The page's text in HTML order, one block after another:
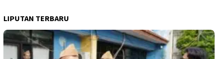
LIPUTAN TERBARU